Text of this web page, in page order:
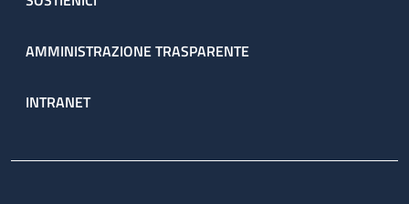
AMMINISTRAZIONE TRASPARENTE
INTRANET